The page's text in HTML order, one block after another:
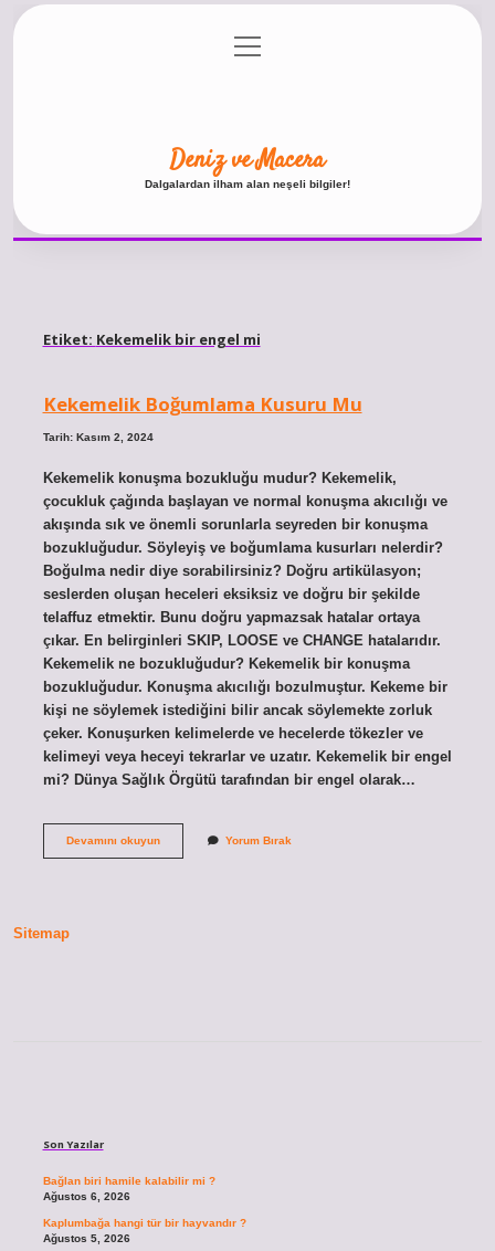
Gizlilik Politikası
menüyü
aç
Deniz ve Macera
Dalgalardan ilham alan neşeli bilgiler!
Etiket: Kekemelik bir engel mi
Kekemelik Boğumlama Kusuru Mu
Tarih: Kasım 2, 2024
Kekemelik konuşma bozukluğu mudur? Kekemelik,
çocukluk çağında başlayan ve normal konuşma akıcılığı ve
akışında sık ve önemli sorunlarla seyreden bir konuşma
bozukluğudur. Söyleyiş ve boğumlama kusurları nelerdir?
Boğulma nedir diye sorabilirsiniz? Doğru artikülasyon;
seslerden oluşan heceleri eksiksiz ve doğru bir şekilde
telaffuz etmektir. Bunu doğru yapmazsak hatalar ortaya
çıkar. En belirginleri SKIP, LOOSE ve CHANGE hatalarıdır.
Kekemelik ne bozukluğudur? Kekemelik bir konuşma
bozukluğudur. Konuşma akıcılığı bozulmuştur. Kekeme bir
kişi ne söylemek istediğini bilir ancak söylemekte zorluk
çeker. Konuşurken kelimelerde ve hecelerde tökezler ve
kelimeyi veya heceyi tekrarlar ve uzatır. Kekemelik bir engel
mi? Dünya Sağlık Örgütü tarafından bir engel olarak…
Devamını okuyunKekemelik
Yorum Bırak
Sitemap
Son Yazılar
Bağlan biri hamile kalabilir mi ?
Ağustos 6, 2026
Kaplumbağa hangi tür bir hayvandır ?
Ağustos 5, 2026